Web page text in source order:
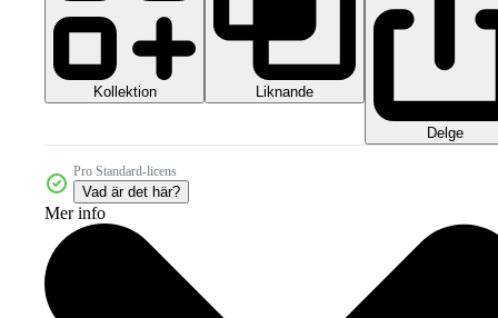
Kollektion Liknande
Delge
Pro Standard-licens
Vad är det här?
Mer info